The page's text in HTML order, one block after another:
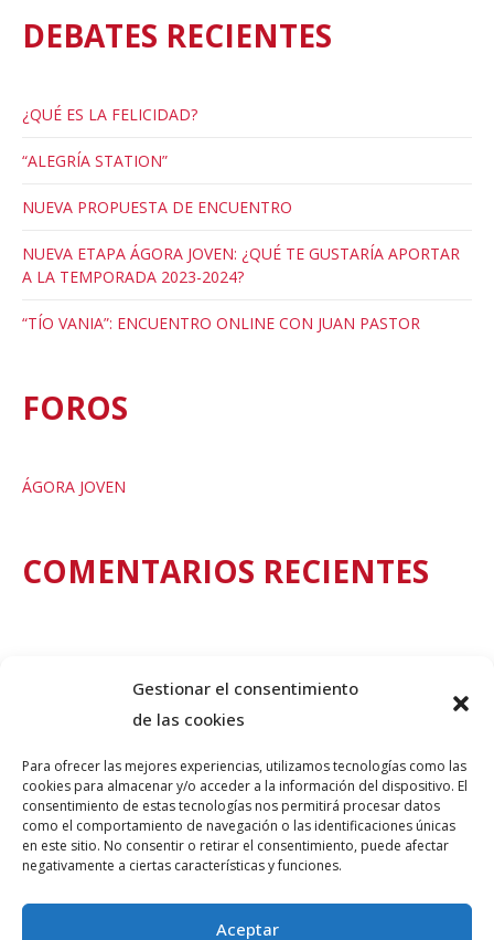
Gestionar el consentimiento
de las cookies
Para ofrecer las mejores experiencias, utilizamos tecnologías como las
cookies para almacenar y/o acceder a la información del dispositivo. El
consentimiento de estas tecnologías nos permitirá procesar datos
como el comportamiento de navegación o las identificaciones únicas
en este sitio. No consentir o retirar el consentimiento, puede afectar
negativamente a ciertas características y funciones.
Aceptar
DEBATES RECIENTES
¿QUÉ ES LA FELICIDAD?
“ALEGRÍA STATION”
NUEVA PROPUESTA DE ENCUENTRO
NUEVA ETAPA ÁGORA JOVEN: ¿QUÉ TE GUSTARÍA APORTAR
A LA TEMPORADA 2023-2024?
“TÍO VANIA”: ENCUENTRO ONLINE CON JUAN PASTOR
FOROS
ÁGORA JOVEN
COMENTARIOS RECIENTES
© PLATAFORMA GUINDALERA 2026 teatro@guindalera.com
INFORMACIÓN